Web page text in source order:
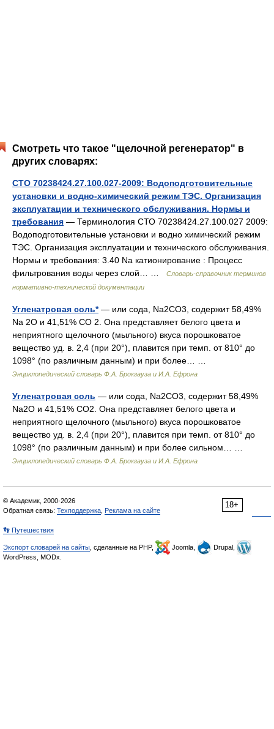
Смотреть что такое "щелочной регенератор" в
других словарях:
СТО 70238424.27.100.027-2009: Водоподготовительные
установки и водно-химический режим ТЭС. Организация
эксплуатации и технического обслуживания. Нормы и
требования — Терминология СТО 70238424.27.100.027 2009:
Водоподготовительные установки и водно химический режим
ТЭС. Организация эксплуатации и технического обслуживания.
Нормы и требования: 3.40 Na катионирование : Процесс
фильтрования воды через слой… …
Словарь-справочник терминов
нормативно-технической документации
Угленатровая соль*— или сода, Na2CO3, содержит 58,49%
Na 2O и 41,51% CO 2. Она представляет белого цвета и
неприятного щелочного (мыльного) вкуса порошковатое
вещество уд. в. 2,4 (при 20°), плавится при темп. от 810° до
1098° (по различным данным) и при более… …
Энциклопедический словарь Ф.А. Брокгауза и И.А. Ефрона
Угленатровая соль — или сода, Na2CO3, содержит 58,49%
Na2O и 41,51% CO2. Она представляет белого цвета и
неприятного щелочного (мыльного) вкуса порошковатое
вещество уд. в. 2,4 (при 20°), плавится при темп. от 810° до
1098° (по различным данным) и при более сильном… …
Энциклопедический словарь Ф.А. Брокгауза и И.А. Ефрона
18+
© Академик, 2000-2026
Обратная связь: Техподдержка Реклама на сайте
👣 Путешествия
Экспорт словарей на сайты , сделанные на PHP, Joomla,
Drupal,
WordPress, MODx.